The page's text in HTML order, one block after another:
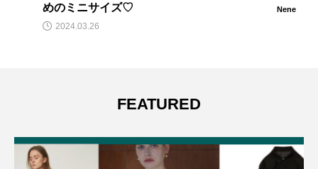
めのミニサイズ♡
Nene
2024.03.26
FEATURED